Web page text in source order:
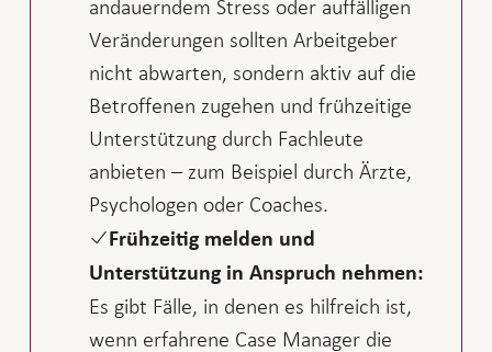
andauerndem Stress oder auffälligen
Veränderungen sollten Arbeitgeber
nicht abwarten, sondern aktiv auf die
Betroffenen zugehen und frühzeitige
Unterstützung durch Fachleute
anbieten – zum Beispiel durch Ärzte,
Psychologen oder Coaches.
Frühzeitig melden und
Unterstützung in Anspruch nehmen:
Es gibt Fälle, in denen es hilfreich ist,
wenn erfahrene Case Manager die